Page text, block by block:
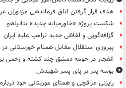
هدف قرار گرفتن اتاق‌ فرماندهی مزدوران
شکست پروژه «خاورمیانه جدید» نتانیاهو
گزافه‌گویی و لفاظی جدید ترامپ علیه ایران
پیروزی استقلال مقابل همنام خوزستانی در
انفجار در حومه دمشق چند کشته و زخمی
بوسه‌ پدر بر پای پسر شهیدش
رایزنی عراقچی و همتای موریتانی خود